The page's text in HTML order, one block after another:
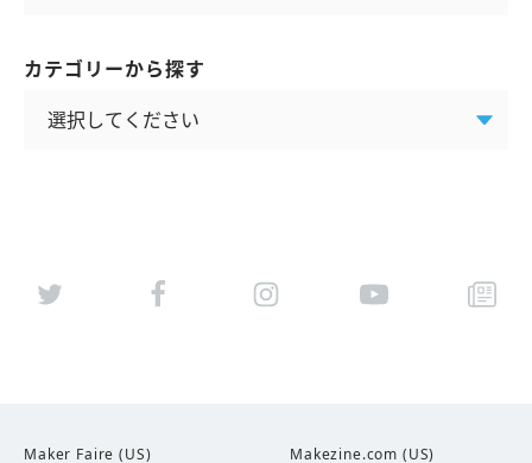
カテゴリーから探す
Maker Faire (US) Makezine.com (US)